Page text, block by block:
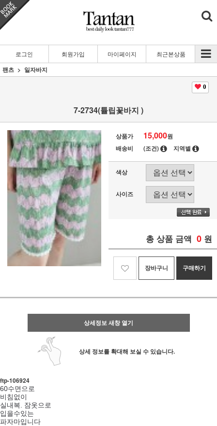
로그인 회원가입 마이페이지 최근본상품
팬츠 일자바지
0
7-2734(튤립꽃바지 )
상품가 15,000원
배송비
(조건) 지역별
색상
사이즈
총 상품 금액 0 원
장바구니 구매하기
상세정보 새창 열기
상세 정보를 확대해 보실 수 있습니다.
ftp- 106924
60수면으로
비침없이
실내복. 잠옷으로
입을수있는
파자마입니다